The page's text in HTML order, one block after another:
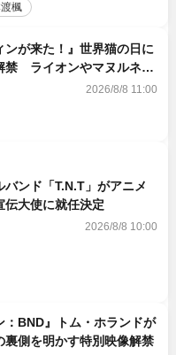
楓
ンが来た！』世界猫の日に
禁 ライオンやマヌルネコ
2026/8/8 11:00
ンド「T.N.T」がアニメ
伝大使に就任決定
2026/8/8 10:00
：BND』トム・ホランドが
裏側を明かす特別映像解禁